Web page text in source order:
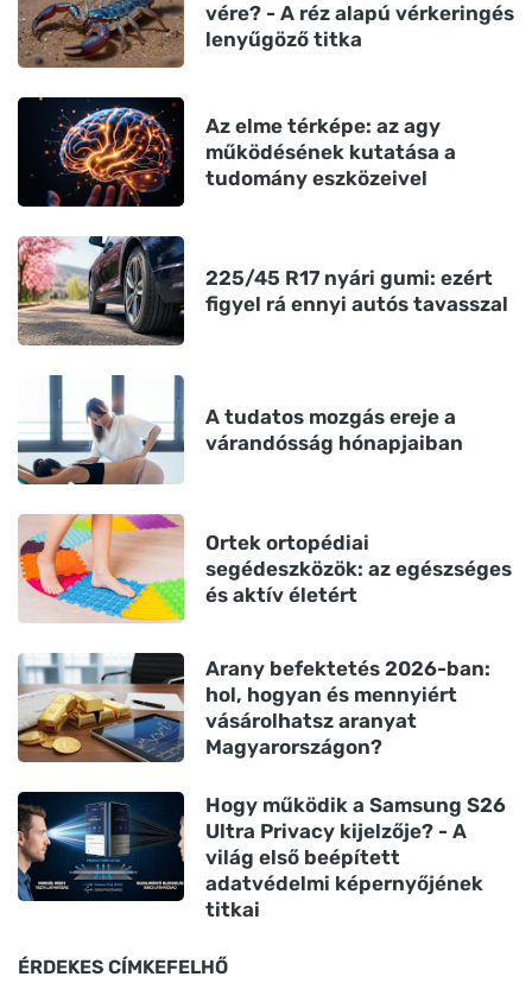
vére? - A réz alapú vérkeringés
lenyűgöző titka
Az elme térképe: az agy
működésének kutatása a
tudomány eszközeivel
225/45 R17 nyári gumi: ezért
figyel rá ennyi autós tavasszal
A tudatos mozgás ereje a
várandósság hónapjaiban
Ortek ortopédiai
segédeszközök: az egészséges
és aktív életért
Arany befektetés 2026-ban:
hol, hogyan és mennyiért
vásárolhatsz aranyat
Magyarországon?
Hogy működik a Samsung S26
Ultra Privacy kijelzője? - A
világ első beépített
adatvédelmi képernyőjének
titkai
ÉRDEKES CÍMKEFELHŐ